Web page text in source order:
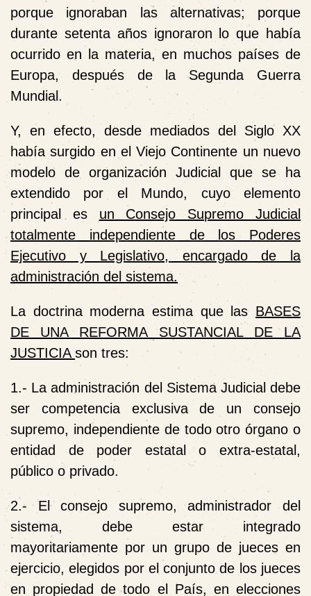
porque ignoraban las alternativas; porque
durante setenta años ignoraron lo que había
ocurrido en la materia, en muchos países de
Europa, después de la Segunda Guerra
Mundial.
Y, en efecto, desde mediados del Siglo XX
había surgido en el Viejo Continente un nuevo
modelo de organización Judicial que se ha
extendido por el Mundo, cuyo elemento
principal es un Consejo Supremo Judicial
totalmente independiente de los Poderes
Ejecutivo y Legislativo, encargado de la
administración del sistema.
La doctrina moderna estima que las BASES
DE UNA REFORMA SUSTANCIAL DE LA
JUSTICIA son tres:
1.- La administración del Sistema Judicial debe
ser competencia exclusiva de un consejo
supremo, independiente de todo otro órgano o
entidad de poder estatal o extra-estatal,
público o privado.
2.- El consejo supremo, administrador del
sistema, debe estar integrado
mayoritariamente por un grupo de jueces en
ejercicio, elegidos por el conjunto de los jueces
en propiedad de todo el País, en elecciones